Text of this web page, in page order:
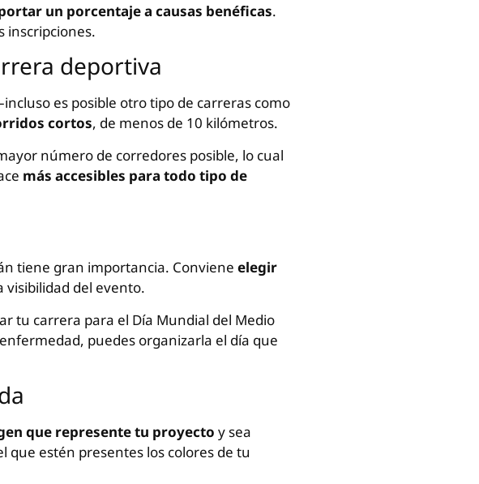
un porcentaje a causas benéficas.
inscripciones.
deportiva
es posible otro tipo de carreras como
cortos, de menos de 10 kilómetros.
número de corredores posible, lo cual
más accesibles para todo tipo de
tiene gran importancia. Conviene elegir
del evento.
tu carrera para el Día Mundial del Medio
puedes organizarla el día que
que represente tu proyecto y sea
estén presentes los colores de tu